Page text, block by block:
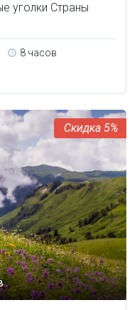
уголки Страны
8 часов
5%